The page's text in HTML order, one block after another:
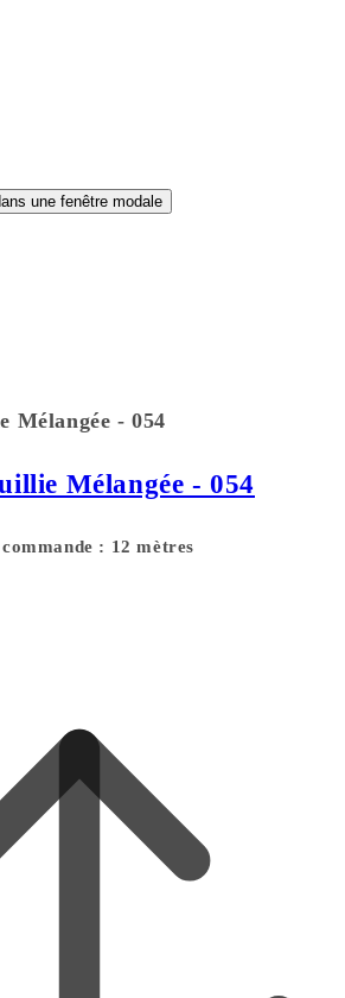
une fenêtre modale
Mélangée - 054
Mélangée - 054
: 12 mètres